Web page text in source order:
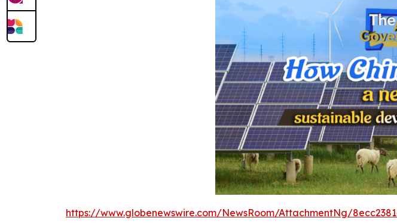
https://www.globenewswire.com/NewsRoom/AttachmentNg/